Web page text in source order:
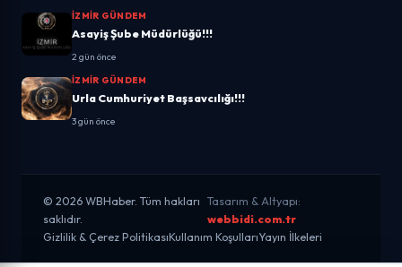
İZMIR GÜNDEM
Asayiş Şube Müdürlüğü!!!
2 gün önce
İZMIR GÜNDEM
Urla Cumhuriyet Başsavcılığı!!!
3 gün önce
© 2026 WBHaber. Tüm hakları
saklıdır.
Tasarım & Altyapı:
webbidi.com.tr
Gizlilik & Çerez PolitikasıKullanım KoşullarıYayın İlkeleri